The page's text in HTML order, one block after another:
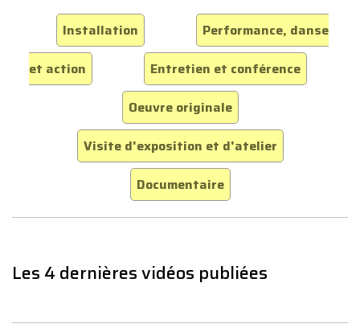
Installation
Performance, danse
et action
Entretien et conférence
Oeuvre originale
Visite d'exposition et d'atelier
Documentaire
Les 4 dernières vidéos publiées